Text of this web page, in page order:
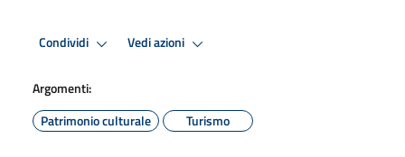
Condividi Vedi azioni
Argomenti:
Patrimonio culturale
Turismo